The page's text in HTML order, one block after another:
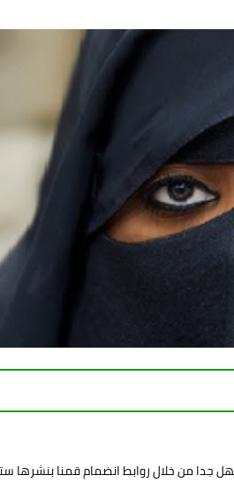
جدا من خلال روابط انضمام قمنا بنشرها